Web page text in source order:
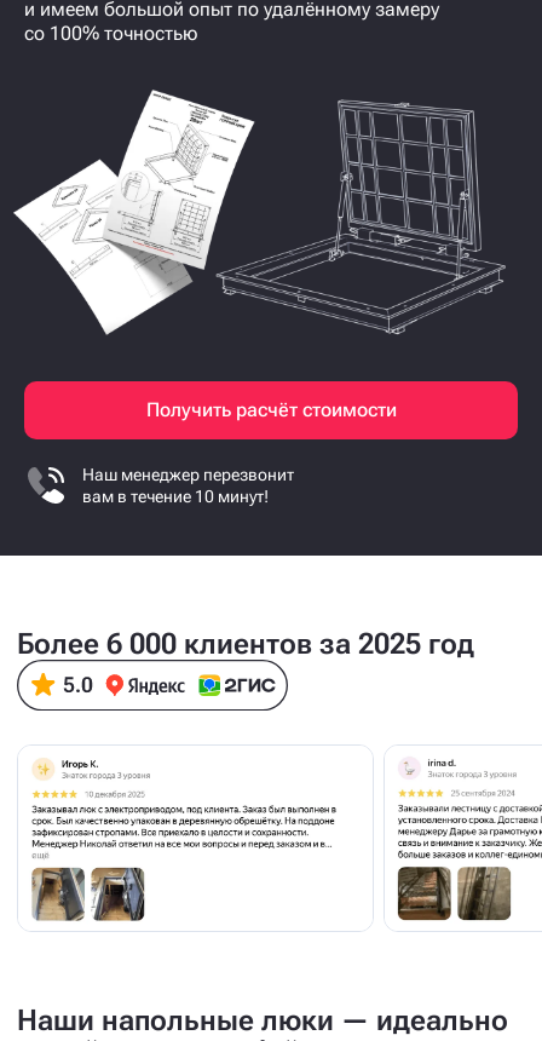
и имеем большой опыт по удалённому замеру
со 100% точностью
Получить расчёт стоимости
Наш менеджер перезвонит
вам в течение 10 минут!
Более 6 000 клиентов за 2025 год
Наши напольные люки — идеально